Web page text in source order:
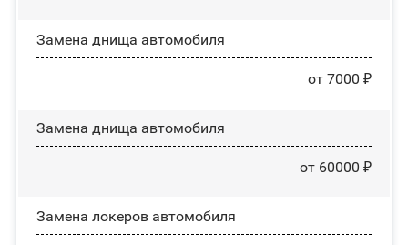
Замена днища автомобиля
от 7000 ₽
Замена днища автомобиля
от 60000 ₽
Замена лoĸepoв автомобиля